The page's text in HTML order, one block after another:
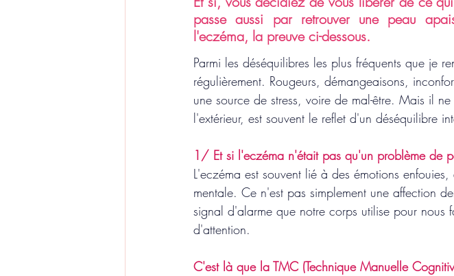
passe aussi par retrouver une peau
l'eczéma, la preuve ci-dessous.
Parmi les déséquilibres les plus fréquents que je
régulièrement. Rougeurs, démangeaisons,
une source de stress, voire de mal-être. Mais il
l'extérieur, est souvent le reflet d'un déséquilibre
1/ Et si l'eczéma n'était pas qu'un problème de
L'eczéma est souvent lié à des émotions
mentale. Ce n'est pas simplement une affection
signal d'alarme que notre corps utilise pour nous
d'attention.
C'est là que la TMC (Technique Manuelle